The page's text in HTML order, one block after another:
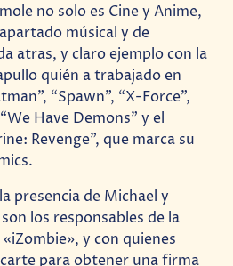
no solo es Cine y Anime,
músical y de
atras, y claro ejemplo con la
quién a trabajado en
“Spawn”, “X-Force”,
Have Demons” y el
Revenge”, que marca su
presencia de Michael y
los responsables de la
y con quienes
para obtener una firma